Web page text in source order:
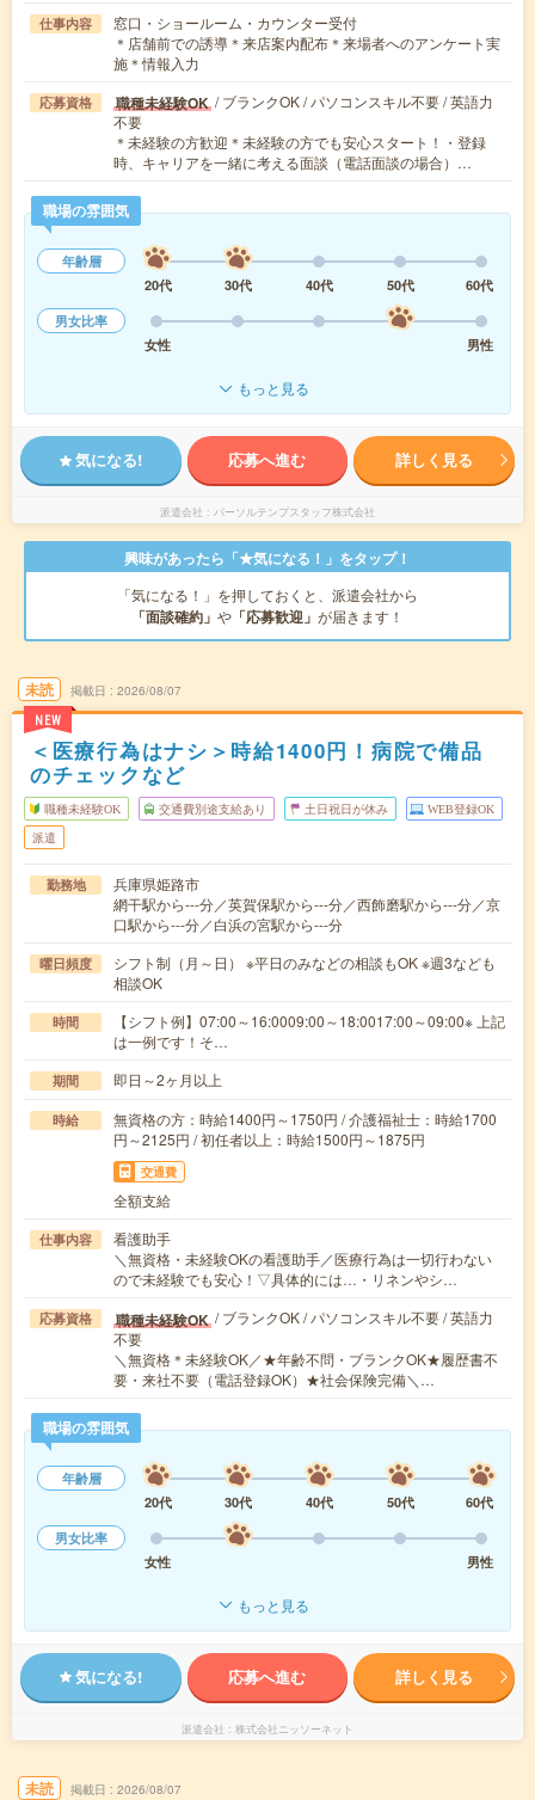
仕事内容
窓口・ショールーム・カウンター受付
＊店舗前での誘導＊来店案内配布＊来場者へのアンケート実
施＊情報入力
応募資格 職種未経験OK / ブランクOK / パソコンスキル不要 / 英語力
不要
＊未経験の方歓迎＊未経験の方でも安心スタート！・登録
時、キャリアを一緒に考える面談（電話面談の場合）…
職場の雰囲気
年齢層
20代
30代 40代 50代
60代
男女比率
女性
男性
もっと見る
気になる! 応募へ進む 詳しく見る
派遣会社 パーソルテンプスタッフ株式会社
興味があったら「★気になる！」をタップ！
「気になる！」を押しておくと、派遣会社から
「面談確約」 や 「応募歓迎」 が届きます！
未読
NEW
掲載日 2026/08/07
＜医療行為はナシ＞時給1400円！病院で備品
のチェックなど
職種未経験OK 交通費別途支給あり 土日祝日が休み WEB登録OK
派遣
勤務地
兵庫県姫路市
網干駅から---分／英賀保駅から---分／西飾磨駅から---分／京
口駅から---分／白浜の宮駅から---分
曜日頻度
シフト制（月～日） ※平日のみなどの相談もOK ※週3なども
相談OK
時間
【シフト例】07:00～16:0009:00～18:0017:00～09:00※ 上記
は一例です！そ…
期間 即日～2ヶ月以上
時給
無資格の方：時給1400円～1750円 / 介護福祉士：時給1700
円～2125円 / 初任者以上：時給1500円～1875円
交通費
全額支給
仕事内容
看護助手
＼無資格・未経験OKの看護助手／医療行為は一切行わない
ので未経験でも安心！▽具体的には…・リネンやシ…
応募資格 職種未経験OK / ブランクOK / パソコンスキル不要 / 英語力
不要
＼無資格＊未経験OK／★年齢不問・ブランクOK★履歴書不
要・来社不要（電話登録OK）★社会保険完備＼…
職場の雰囲気
年齢層
20代
30代 40代 50代
60代
男女比率
女性
男性
もっと見る
気になる! 応募へ進む 詳しく見る
派遣会社 株式会社ニッソーネット
未読 掲載日 2026/08/07